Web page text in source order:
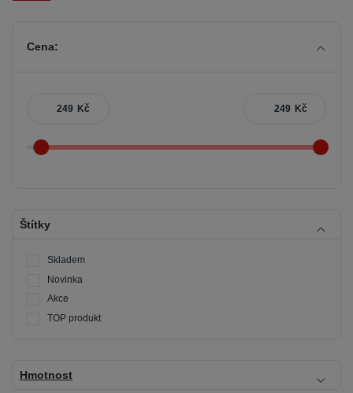
Cena:
Kč Kč
Štítky
Skladem
Novinka
Akce
TOP produkt
Hmotnost